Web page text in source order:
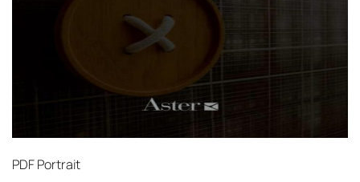
PDFPortrait